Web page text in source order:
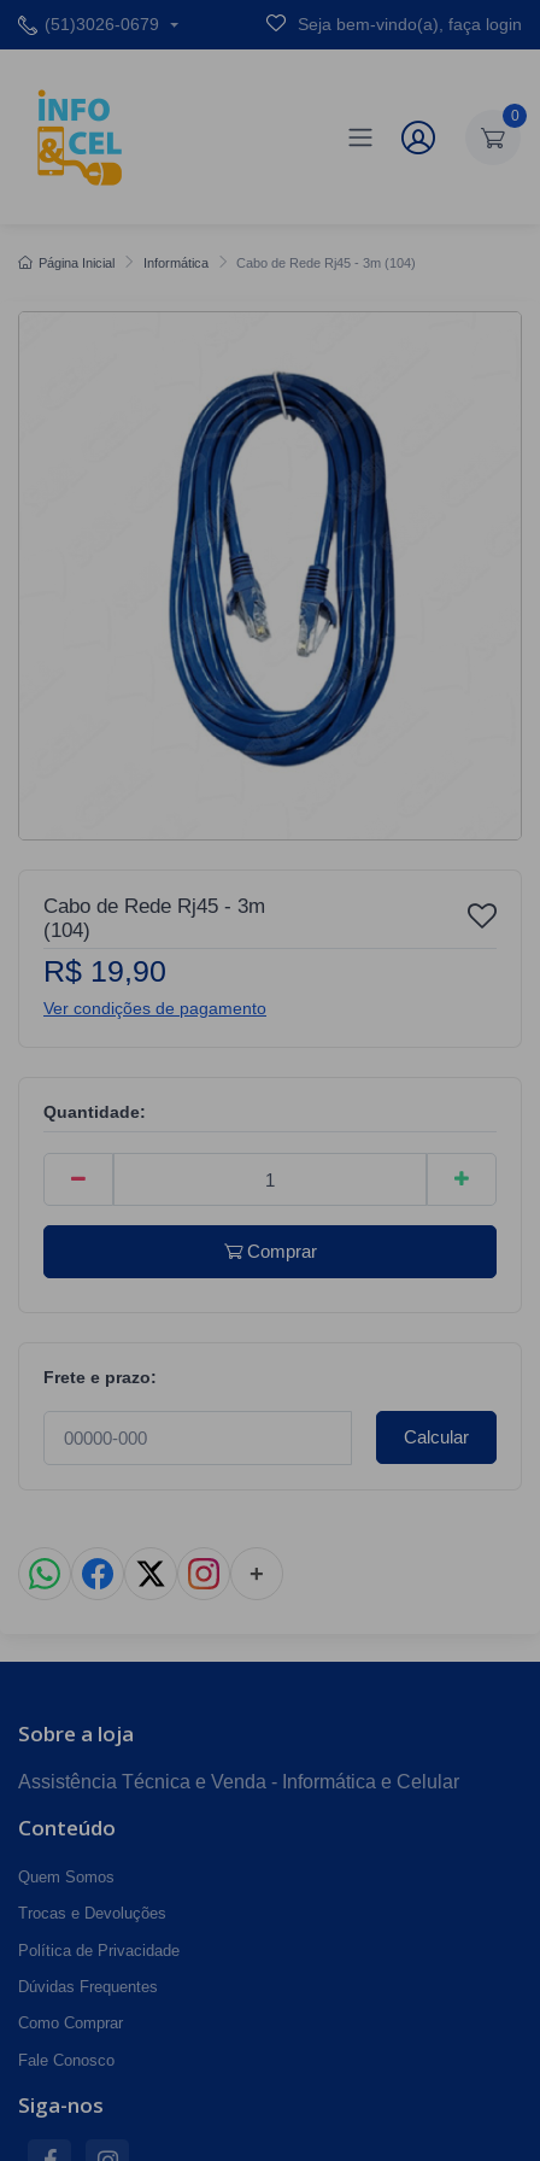
(51)3026-0679 Seja bem-vindo(a), faça login
0
Página Inicial Informática Cabo de Rede Rj45 - 3m (104)
Cabo de Rede Rj45 - 3m
(104)
R$ 19,90
Ver condições de pagamento
Quantidade:
Comprar
Frete e prazo:
Calcular
+
Sobre a loja
Assistência Técnica e Venda - Informática e Celular
Conteúdo
Quem Somos
Trocas e Devoluções
Política de Privacidade
Dúvidas Frequentes
Como Comprar
Fale Conosco
Siga-nos